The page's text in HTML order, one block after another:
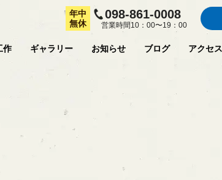
年中
無休
098-861-0008
営業時間10：00〜19：00
作 ギャラリー お知らせ ブログ アクセス